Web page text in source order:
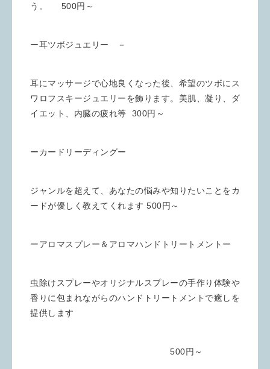
う。 500円～
ー耳ツボジュエリー －
耳にマッサージで心地良くなった後、希望のツボにス
ワロフスキージュエリーを飾ります。美肌、凝り、ダ
イエット、内臓の疲れ等 300円～
ーカードリーディングー
ジャンルを超えて、あなたの悩みや知りたいことをカ
ードが優しく教えてくれます 500円～
ーアロマスプレー＆アロマハンドトリートメントー
虫除けスプレーやオリジナルスプレーの手作り体験や
香りに包まれながらのハンドトリートメントで癒しを
提供します
500円～